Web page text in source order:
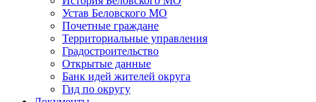
Устав Беловского МО
Почетные граждане
Территориальные управления
Градостроительство
Открытые данные
Банк идей жителей округа
Гид по округу